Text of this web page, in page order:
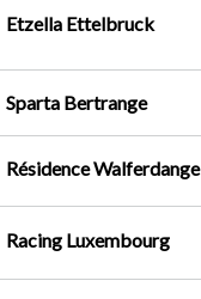
Etzella Ettelbruck
Sparta Bertrange
Résidence Walferdange
Racing Luxembourg